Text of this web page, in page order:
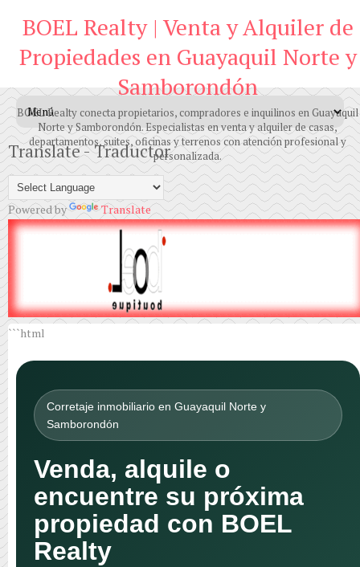
BOEL Realty | Venta y Alquiler de
Propiedades en Guayaquil Norte y
Samborondón
BOEL Realty conecta propietarios, compradores e inquilinos en Guayaquil
Norte y Samborondón. Especialistas en venta y alquiler de casas,
departamentos, suites, oficinas y terrenos con atención profesional y
personalizada.
Translate - Traductor
Powered by Translate
```html
Corretaje inmobiliario en Guayaquil Norte y
Samborondón
Venda, alquile o
encuentre su próxima
propiedad con BOEL
Realty